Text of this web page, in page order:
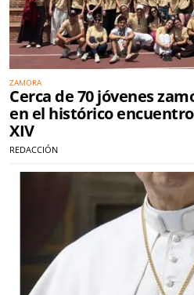
ZAMORA
Cerca de 70 jóvenes
en el histórico
XIV
REDACCIÓN